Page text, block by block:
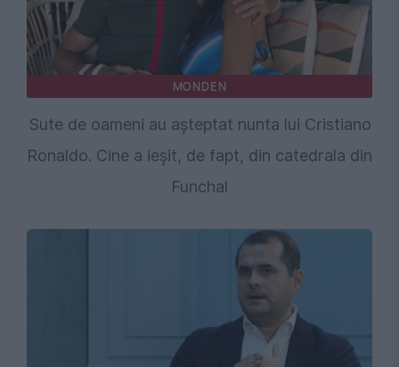
MONDEN
Sute de oameni au așteptat nunta lui Cristiano
Ronaldo. Cine a ieșit, de fapt, din catedrala din
Funchal